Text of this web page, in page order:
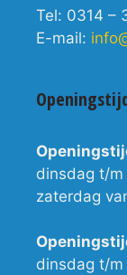
Tel: 0314 –
E-mail:
dinsdag t/m
zaterdag
dinsdag t/m